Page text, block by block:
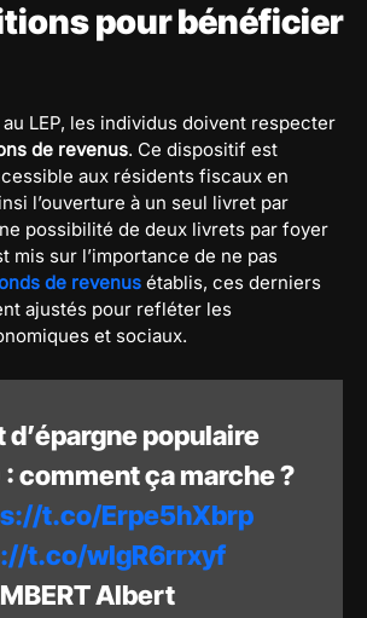
pour bénéficier
LEP, les individus doivent respecter
de revenus. Ce dispositif est
aux résidents fiscaux en
l’ouverture à un seul livret par
possibilité de deux livrets par foyer
mis sur l’importance de ne pas
de revenus établis, ces derniers
ajustés pour refléter les
et sociaux.
d’épargne populaire
: comment ça marche ?
t.co/Erpe5hXbrp
t.co/wIgR6rrxyf
Albert